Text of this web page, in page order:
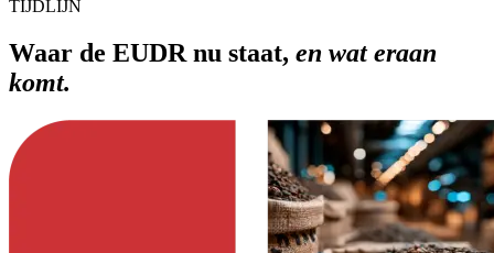
TIJDLIJN
Waar de EUDR nu staat, en wat eraan
komt.